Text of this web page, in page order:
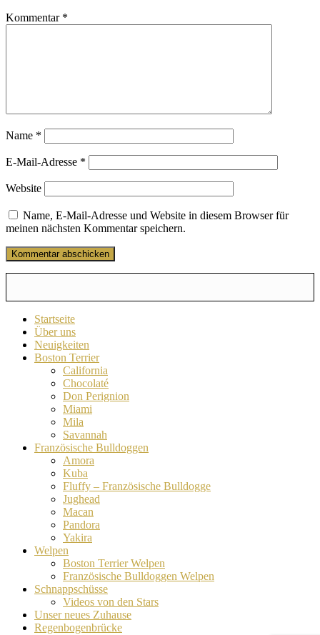
Kommentar *
Name *
E-Mail-Adresse *
Website
Name, E-Mail-Adresse und Website in diesem Browser für
meinen nächsten Kommentar speichern.
Startseite
Über uns
Neuigkeiten
Boston Terrier
California
Chocolaté
Don Perignion
Miami
Mila
Savannah
Französische Bulldoggen
Amora
Kuba
Fluffy – Französische Bulldogge
Jughead
Macan
Pandora
Yakira
Welpen
Boston Terrier Welpen
Französische Bulldoggen Welpen
Schnappschüsse
Videos von den Stars
Unser neues Zuhause
Regenbogenbrücke